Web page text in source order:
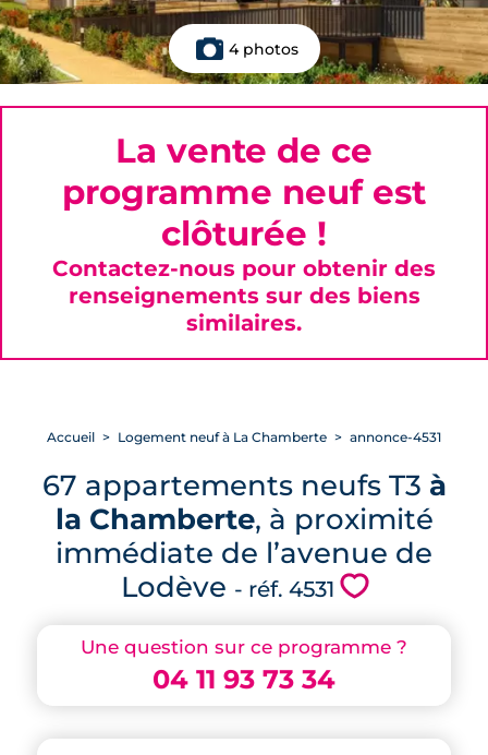
4 photos
Une question sur ce programme ?
04 11 93 73 34
Accueil Logement neuf à La Chamberte annonce-4531
67 appartements neufs T3 à
la Chamberte, à proximité
immédiate de l’avenue de
Lodève - réf. 4531 💗
La vente de ce
programme neuf est
clôturée !
Contactez-nous pour obtenir des
renseignements sur des biens
similaires.